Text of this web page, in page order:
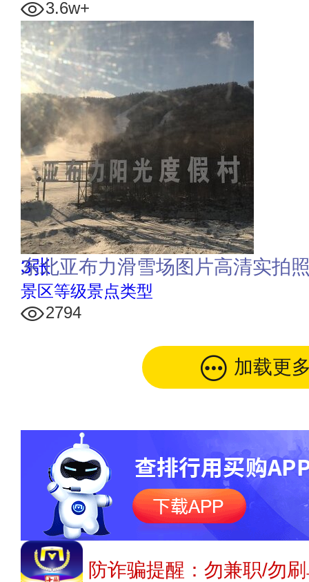
3.6w+
3张
东北亚布力滑雪场图片高清实拍
景区等级景点类型
2794
加载更
防诈骗提醒：勿兼职/勿